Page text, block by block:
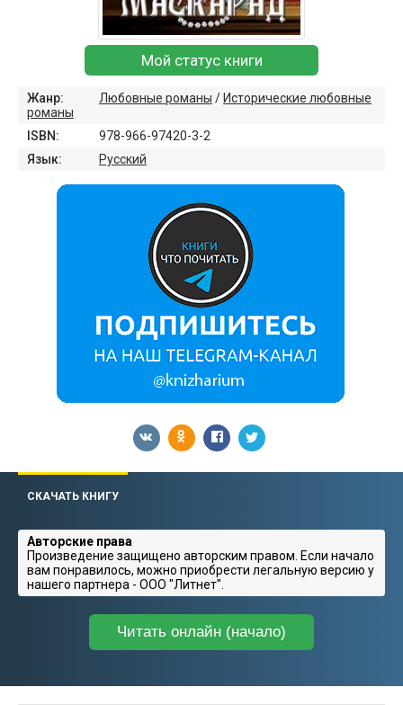
Мой статус книги
Жанр: Любовные романы / Исторические любовные
романы
ISBN:
978-966-97420-3-2
Язык:
Русский
СКАЧАТЬ КНИГУ
Авторские права
Произведение защищено авторским правом. Если начало
вам понравилось, можно приобрести легальную версию у
нашего партнера - ООО "Литнет".
Читать онлайн (начало)